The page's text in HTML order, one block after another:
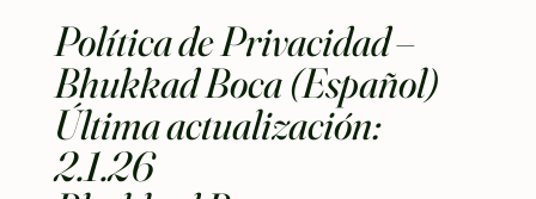
Política de Privacidad –
Bhukkad Boca (Español)
Última actualización:
2.1.26